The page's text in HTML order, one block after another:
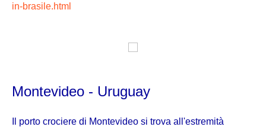
in-brasile.html
Montevideo - Uruguay
Il porto crociere di Montevideo si trova all'estremità